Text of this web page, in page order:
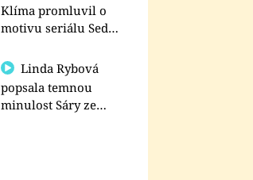
Klíma promluvil o
motivu seriálu Sedm
Linda Rybová
popsala temnou
minulost Sáry ze